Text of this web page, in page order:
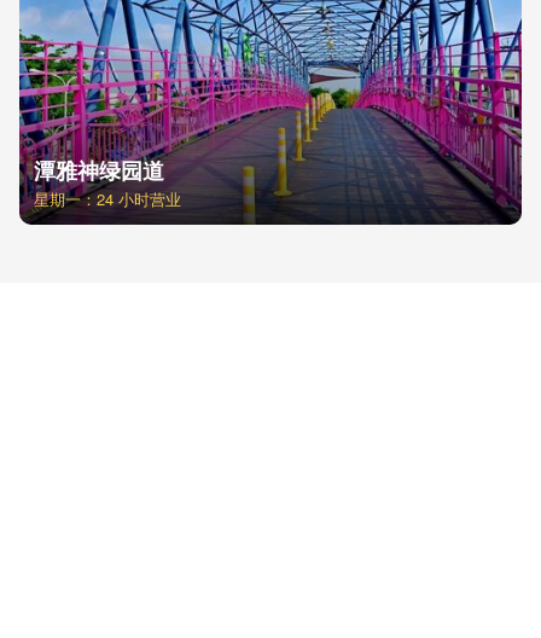
潭雅神绿园道
星期一：24 小时营业